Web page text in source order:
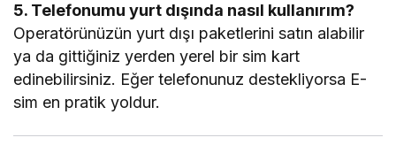
5. Telefonumu yurt dışında nasıl kullanırım?
Operatörünüzün yurt dışı paketlerini satın alabilir
ya da gittiğiniz yerden yerel bir sim kart
edinebilirsiniz. Eğer telefonunuz destekliyorsa E-
sim en pratik yoldur.